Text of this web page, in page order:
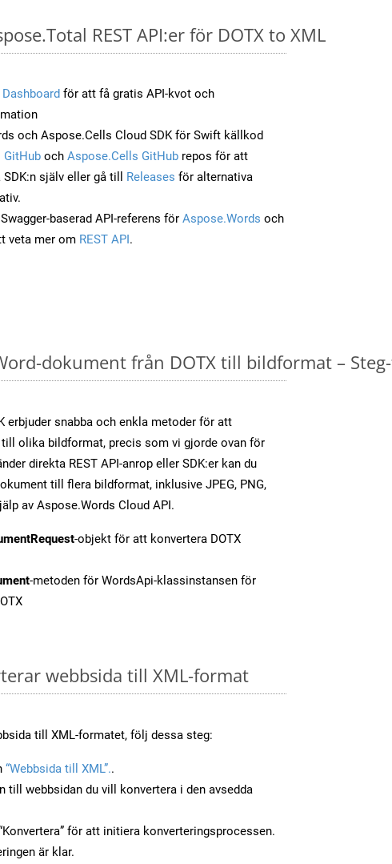
REST API:er för DOTX to XML
Dashboard för att få gratis API-kvot och
och Aspose.Cells Cloud SDK för Swift källkod
GitHub och Aspose.Cells GitHub repos för att
själv eller gå till Releases för alternativa
baserad API-referens för Aspose.Words och
veta mer om REST API.
dokument från DOTX till bildformat –
erbjuder snabba och enkla metoder för att
till olika bildformat, precis som vi gjorde ovan för
direkta REST API-anrop eller SDK:er kan du
till flera bildformat, inklusive JPEG, PNG,
av Aspose.Words Cloud API.
-objekt för att konvertera DOTX
-metoden för WordsApi-klassinstansen för
webbsida till XML-format
till XML-formatet, följ dessa steg:
“Webbsida till XML”..
till webbsidan du vill konvertera i den avsedda
för att initiera konverteringsprocessen.
är klar.